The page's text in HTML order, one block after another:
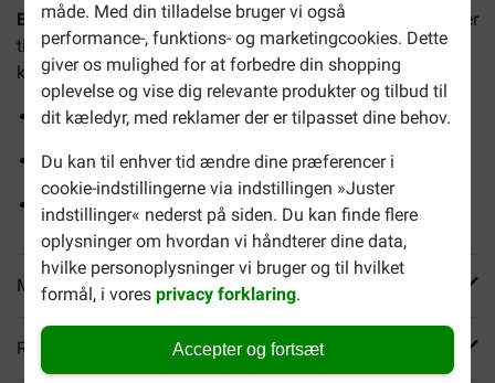
måde. Med din tilladelse bruger vi også
performance-, funktions- og marketingcookies. Dette
giver os mulighed for at forbedre din shopping
oplevelse og vise dig relevante produkter og tilbud til
dit kæledyr, med reklamer der er tilpasset dine behov.
Du kan til enhver tid ændre dine præferencer i
cookie-indstillingerne via indstillingen »Juster
indstillinger« nederst på siden. Du kan finde flere
oplysninger om hvordan vi håndterer dine data,
hvilke personoplysninger vi bruger og til hvilket
formål, i voresprivacy forklaring.
Accepter og fortsæt
BF Petfood Puppy Mini hundefoderer et naturligt fuldfoder
til hvalpe af små racer. Blandt fordelene ved dette produkt
kan nævnes:
Rig på protein fra kalkun, fisk og kylling
Med omega 3- og 6-fedtsyrer
Hvede- og glutenfri
Mere info
Reviews